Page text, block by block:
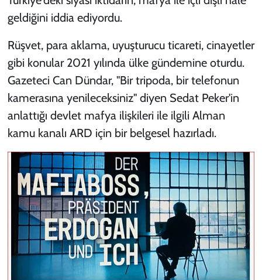
geldiğini iddia ediyordu.
Rüşvet, para aklama, uyuşturucu ticareti, cinayetler
gibi konular 2021 yılında ülke gündemine oturdu.
Gazeteci Can Dündar, "Bir tripoda, bir telefonun
kamerasına yenileceksiniz" diyen Sedat Peker'in
anlattığı devlet mafya ilişkileri ile ilgili Alman
kamu kanalı ARD için bir belgesel hazırladı.